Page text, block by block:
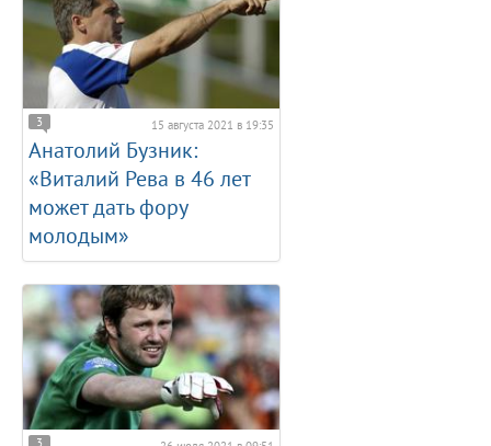
3 15 августа 2021 в 19:35
Анатолий Бузник:
«Виталий Рева в 46 лет
может дать фору
молодым»
3